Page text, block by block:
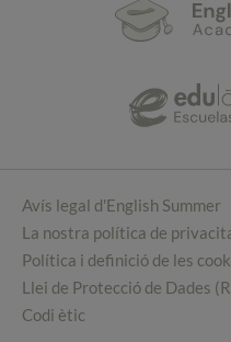
Avís legal d'English Summer
La nostra política de
Política i definició de les
Llei de Protecció de Dades
Codi ètic